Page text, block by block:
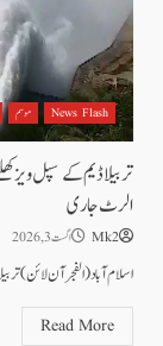
News Flash موسم
تربیلا ڈیم کے سپل ویز
الرٹ جاری
Mk2 اگست 3, 2026
اسلام آباد (الفجرآن لائن)
Read More